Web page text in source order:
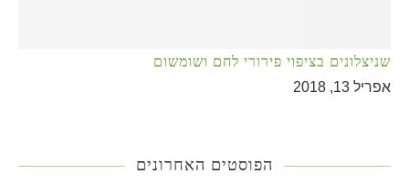
שניצלונים בציפוי פירורי לחם ושומשום
אפריל 13, 2018
הפוסטים האחרונים